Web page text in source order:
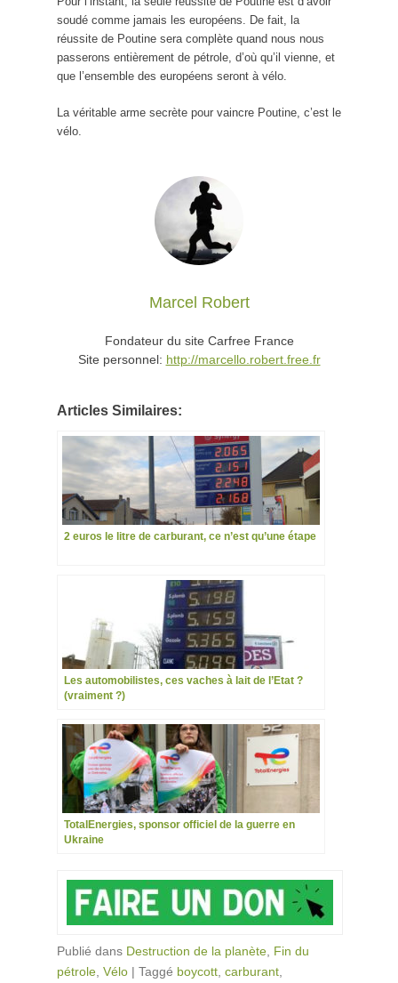
soudé comme jamais les européens. De fait, la
réussite de Poutine sera complète quand nous nous
passerons entièrement de pétrole, d’où qu’il vienne, et
que l’ensemble des européens seront à vélo.
La véritable arme secrète pour vaincre Poutine, c’est le
vélo.
Marcel Robert
Fondateur du site Carfree France
Site personnel: http://marcello.robert.free.fr
Articles Similaires:
2 euros le litre de carburant, ce n’est qu’une étape
Les automobilistes, ces vaches à lait de l’Etat ?
(vraiment ?)
TotalEnergies, sponsor officiel de la guerre en
Ukraine
Publié dans Destruction de la planète Fin du
pétrole Vélo | Taggé boycott carburant